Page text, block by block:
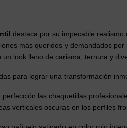
destaca por su impecable
más queridos y demandados
look lleno de carisma, ternura y
para lograr una transformación
las chaquetillas
verticales oscuras en los perfiles